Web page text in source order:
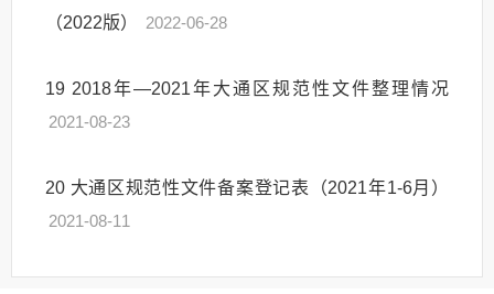
（2022版）
2022-06-28
19 2018年—2021年大通区规范性文件整理情况
2021-08-23
20 大通区规范性文件备案登记表（2021年1-6月）
2021-08-11